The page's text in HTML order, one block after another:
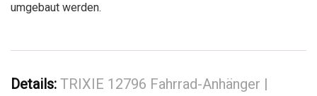
umgebaut werden.
Details: TRIXIE 12796 Fahrrad-Anhänger |